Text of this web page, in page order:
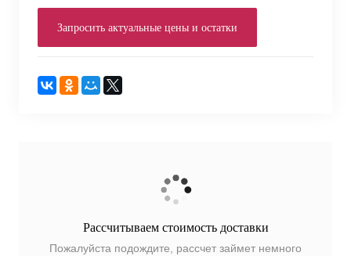
Запросить актуальные цены и остатки
Рассчитываем стоимость доставки
Пожалуйста подождите, рассчет займет немного